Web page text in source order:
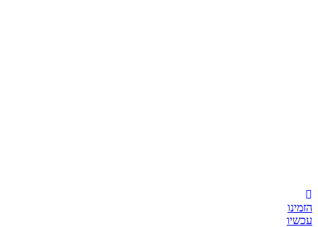
הזמינו
עכשיו